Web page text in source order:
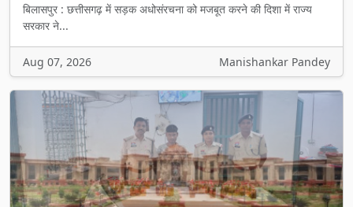
बिलासपुर : छत्तीसगढ़ में सड़क अधोसंरचना को मजबूत करने की दिशा में राज्य
सरकार ने...
Aug 07, 2026 Manishankar Pandey